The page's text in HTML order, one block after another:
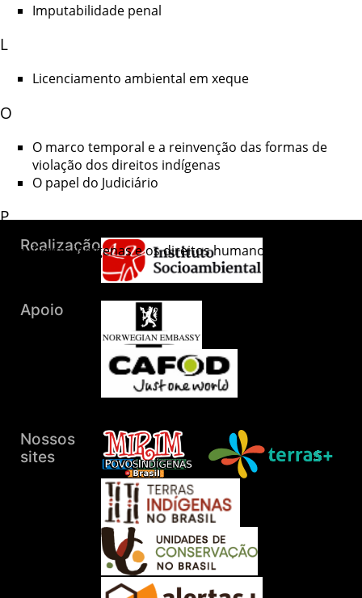
Imputabilidade penal
L
Licenciamento ambiental em xeque
O
O marco temporal e a reinvenção das formas de
violação dos direitos indígenas
O papel do Judiciário
P
Povos indígenas e os direitos humanos